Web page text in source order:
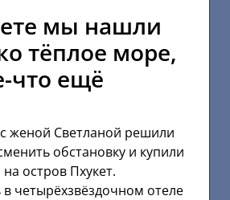
мы нашли
тёплое море,
что ещё
женой Светланой решили
обстановку и купили
остров Пхукет.
четырёхзвёздочном отеле